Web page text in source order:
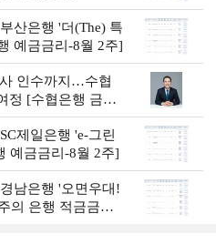
산은행 '더(The) 특
예금금리-8월 2주]
인수까지…수협
정 [수협은행 금융
제일은행 'e-그린
예금금리-8월 2주]
남은행 '오면우대!
의 은행 적금금